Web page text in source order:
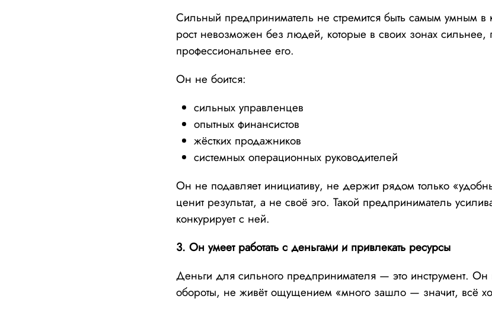
Сильный предприниматель не стремится быть самым умным в
рост невозможен без людей, которые в своих зонах сильнее,
профессиональнее его.
Он не боится:
сильных управленцев
опытных финансистов
жёстких продажников
системных операционных руководителей
Он не подавляет инициативу, не держит рядом только
ценит результат, а не своё эго. Такой предприниматель
конкурирует с ней.
3. Он умеет работать с деньгами и привлекать ресурсы
Деньги для сильного предпринимателя — это инструмент. Он
обороты, не живёт ощущением «много зашло — значит, всё